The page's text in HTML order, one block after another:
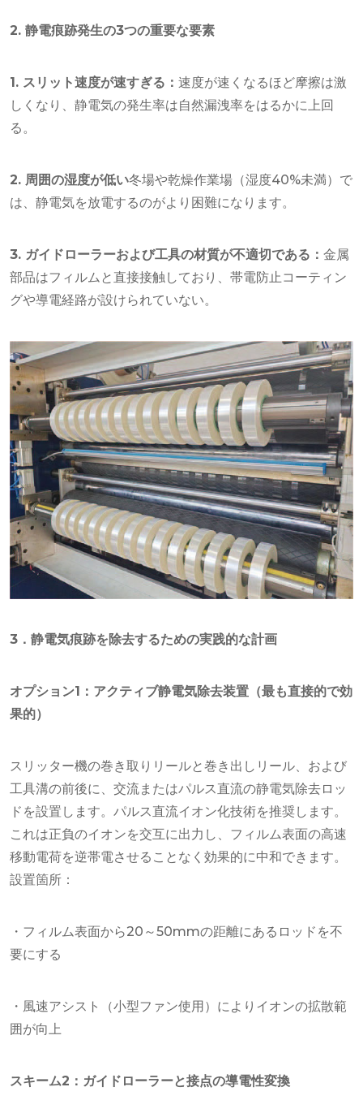
2. 静電痕跡発生の3つの重要な要素
1. スリット速度が速すぎる： 速度が速くなるほど摩擦は激
しくなり、静電気の発生率は自然漏洩率をはるかに上回
る。
2. 周囲の湿度が低い冬場や乾燥作業場（湿度40%未満）で
は、静電気を放電するのがより困難になります。
3. ガイドローラーおよび工具の材質が不適切である： 金属
部品はフィルムと直接接触しており、帯電防止コーティン
グや導電経路が設けられていない。
3．静電気痕跡を除去するための実践的な計画
オプション1：アクティブ静電気除去装置（最も直接的で効
果的）
スリッター機の巻き取りリールと巻き出しリール、および
工具溝の前後に、交流またはパルス直流の静電気除去ロッ
ドを設置します。パルス直流イオン化技術を推奨します。
これは正負のイオンを交互に出力し、フィルム表面の高速
移動電荷を逆帯電させることなく効果的に中和できます。
設置箇所：
・フィルム表面から20～50mmの距離にあるロッドを不
要にする
・風速アシスト（小型ファン使用）によりイオンの拡散範
囲が向上
スキーム2：ガイドローラーと接点の導電性変換